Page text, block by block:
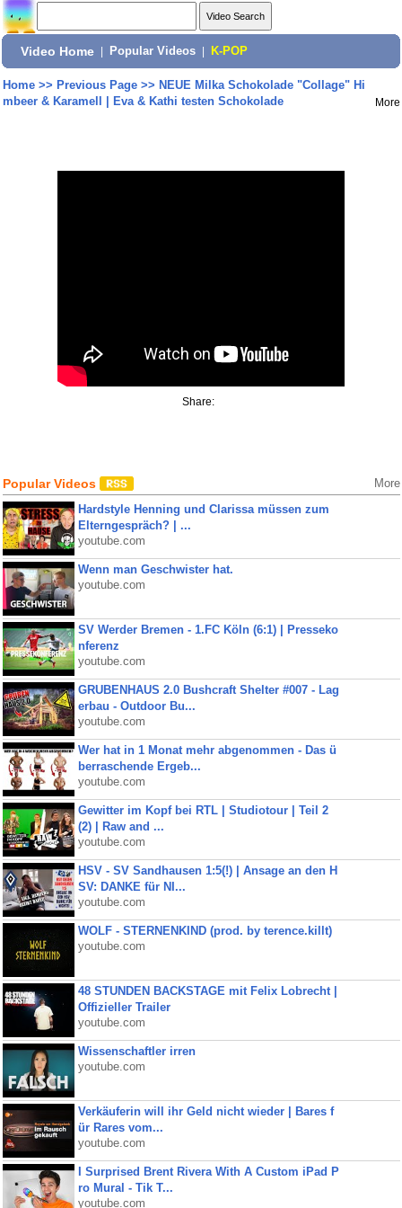
Video Home Popular Videos K-POP
Home>> Previous Page>> NEUE Milka Schokolade "Collage" Hi
mbeer & Karamell | Eva & Kathi testen Schokolade
More
Share:
Popular Videos More
Hardstyle Henning und Clarissa müssen zum
Elterngespräch? | ...
youtube.com
Wenn man Geschwister hat.
youtube.com
SV Werder Bremen - 1.FC Köln (6:1) | Presseko
nferenz
youtube.com
GRUBENHAUS 2.0 Bushcraft Shelter #007 - Lag
erbau - Outdoor Bu...
youtube.com
Wer hat in 1 Monat mehr abgenommen - Das ü
berraschende Ergeb...
youtube.com
Gewitter im Kopf bei RTL | Studiotour | Teil 2
(2) | Raw and ...
youtube.com
HSV - SV Sandhausen 1:5(!) | Ansage an den H
SV: DANKE für NI...
youtube.com
WOLF - STERNENKIND (prod. by terence.killt)
youtube.com
48 STUNDEN BACKSTAGE mit Felix Lobrecht |
Offizieller Trailer
youtube.com
Wissenschaftler irren
youtube.com
Verkäuferin will ihr Geld nicht wieder | Bares f
ür Rares vom...
youtube.com
I Surprised Brent Rivera With A Custom iPad P
ro Mural - Tik T...
youtube.com